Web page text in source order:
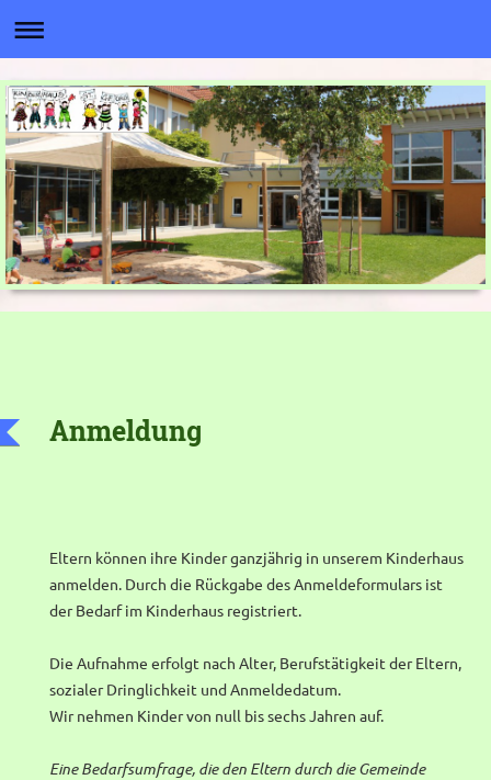
Anmeldung
Eltern können ihre Kinder ganzjährig in unserem Kinderhaus
anmelden. Durch die Rückgabe des Anmeldeformulars ist
der Bedarf im Kinderhaus registriert.
Die Aufnahme erfolgt nach Alter, Berufstätigkeit der Eltern,
sozialer Dringlichkeit und Anmeldedatum.
Wir nehmen Kinder von null bis sechs Jahren auf.
Eine Bedarfsumfrage, die den Eltern durch die Gemeinde